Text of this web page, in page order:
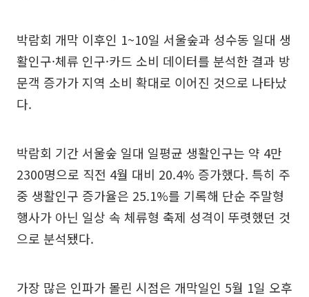
박람회 개막 이후인 1~10일 서울숲과 성수동 일대 생
활인구·체류 인구·카드 소비 데이터를 분석한 결과 방
문객 증가가 지역 소비 확대로 이어진 것으로 나타났
다.
박람회 기간 서울숲 일대 일평균 생활인구는 약 4만
2300명으로 직전 4월 대비 20.4% 증가했다. 특히 주
중 생활인구 증가율은 25.1%를 기록해 단순 주말형
행사가 아닌 일상 속 체류형 축제 성격이 뚜렷했던 것
으로 분석됐다.
가장 많은 인파가 몰린 시점은 개막일인 5월 1일 오후